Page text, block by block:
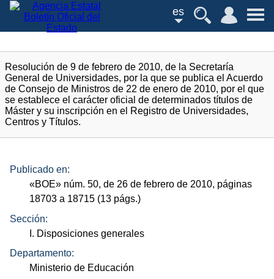
es
Resolución de 9 de febrero de 2010, de la Secretaría
General de Universidades, por la que se publica el Acuerdo
de Consejo de Ministros de 22 de enero de 2010, por el que
se establece el carácter oficial de determinados títulos de
Máster y su inscripción en el Registro de Universidades,
Centros y Títulos.
Publicado en:
«BOE» núm. 50, de 26 de febrero de 2010, páginas
18703 a 18715 (13 págs.)
Sección:
I. Disposiciones generales
Departamento:
Ministerio de Educación